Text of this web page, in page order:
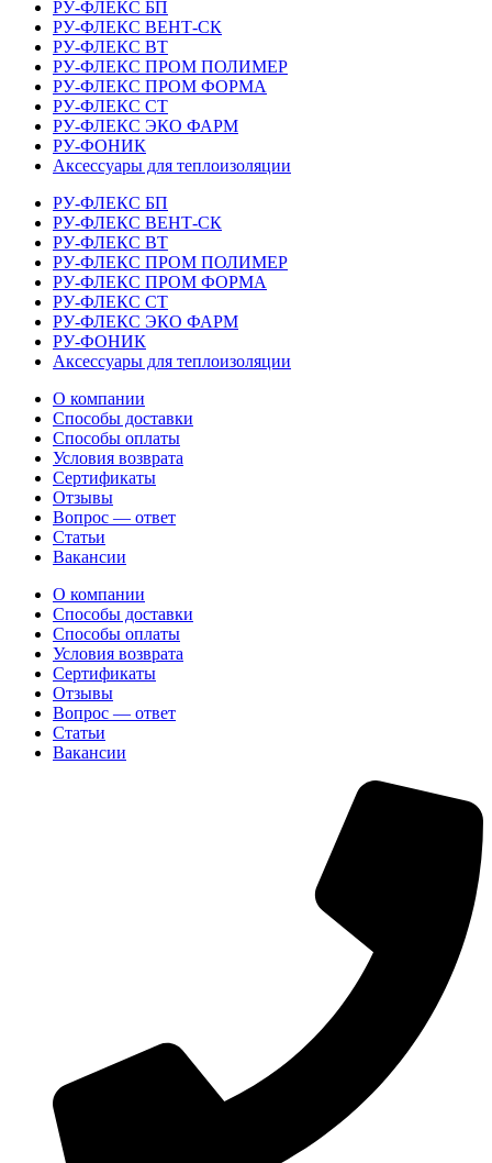
РУ-ФЛЕКС БП
РУ-ФЛЕКС ВЕНТ-СК
РУ-ФЛЕКС ВТ
РУ-ФЛЕКС ПРОМ ПОЛИМЕР
РУ-ФЛЕКС ПРОМ ФОРМА
РУ-ФЛЕКС СТ
РУ-ФЛЕКС ЭКО ФАРМ
РУ-ФОНИК
Аксессуары для теплоизоляции
РУ-ФЛЕКС БП
РУ-ФЛЕКС ВЕНТ-СК
РУ-ФЛЕКС ВТ
РУ-ФЛЕКС ПРОМ ПОЛИМЕР
РУ-ФЛЕКС ПРОМ ФОРМА
РУ-ФЛЕКС СТ
РУ-ФЛЕКС ЭКО ФАРМ
РУ-ФОНИК
Аксессуары для теплоизоляции
О компании
Способы доставки
Способы оплаты
Условия возврата
Сертификаты
Отзывы
Вопрос — ответ
Статьи
Вакансии
О компании
Способы доставки
Способы оплаты
Условия возврата
Сертификаты
Отзывы
Вопрос — ответ
Статьи
Вакансии